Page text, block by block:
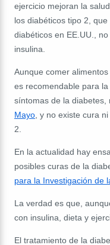
ejercicio mejoran la
los diabéticos tipo 2,
diabéticos en EE.UU.,
insulina.
Aunque comer
es recomendable para
síntomas de la diabetes,
Mayo , y no existe cura
2.
En la actualidad hay
posibles curas de la
para la Investigación de
La verdad es que,
con insulina, dieta y
El tratamiento de la